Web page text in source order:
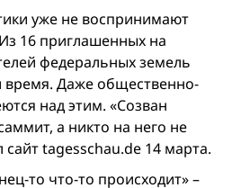
уже не воспринимают
16 приглашенных на
федеральных земель
время. Даже общественно-
над этим. «Созван
а никто на него не
tagesschau.de 14 марта.
то что-то происходит» –